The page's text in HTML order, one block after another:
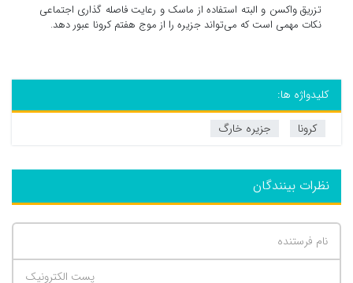
تزریق واکسن و البته استفاده از ماسک و رعایت فاصله گذاری اجتماعی
نکات مهمی است که می‌تواند جزیره را از موج هفتم کرونا عبور دهد.
کلیدواژه ها:
کرونا
جزیره خارگ
نظرات بینندگان